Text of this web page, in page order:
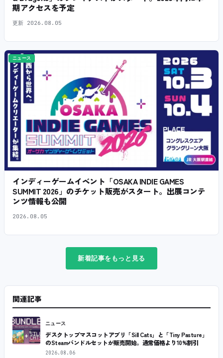
期アクセスを予定
更新 2026.08.05
ニュース
インディーゲームイベント「OSAKA INDIE GAMES
SUMMIT 2026」のチケット販売がスタート。出展コンテ
ンツ情報も公開
2026.08.05
新着記事をもっと見る
関連記事
ニュース
デスクトップマスコットアプリ「Sill Cats」と「Tiny Pasture」
のSteamバンドルセットが販売開始。通常価格より10%割引
2026.08.06